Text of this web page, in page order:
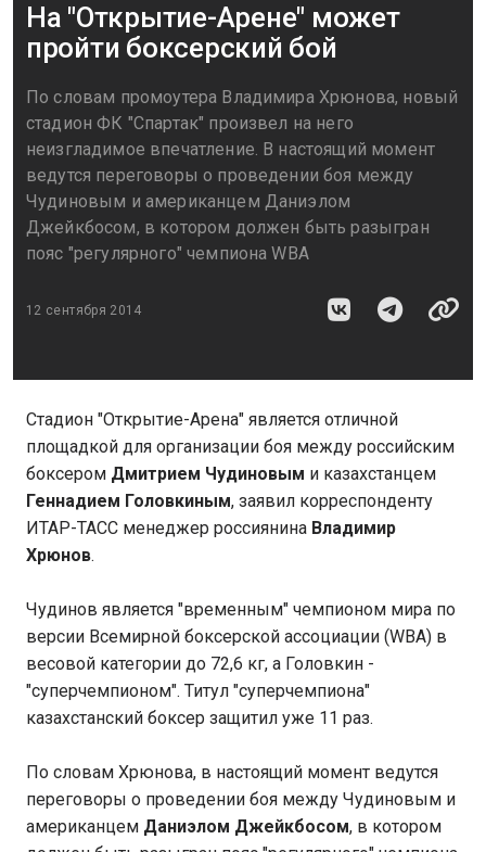
На "Открытие-Арене" может
пройти боксерский бой
По словам промоутера Владимира Хрюнова, новый
стадион ФК "Спартак" произвел на него
неизгладимое впечатление. В настоящий момент
ведутся переговоры о проведении боя между
Чудиновым и американцем Даниэлом
Джейкбосом, в котором должен быть разыгран
пояс "регулярного" чемпиона WBA
12 сентября 2014
Стадион "Открытие-Арена" является отличной
площадкой для организации боя между российским
боксером Дмитрием Чудиновым и казахстанцем
Геннадием Головкиным, заявил корреспонденту
ИТАР-ТАСС менеджер россиянина Владимир
Хрюнов.
Чудинов является "временным" чемпионом мира по
версии Всемирной боксерской ассоциации (WBA) в
весовой категории до 72,6 кг, а Головкин -
"суперчемпионом". Титул "суперчемпиона"
казахстанский боксер защитил уже 11 раз.
По словам Хрюнова, в настоящий момент ведутся
переговоры о проведении боя между Чудиновым и
американцем Даниэлом Джейкбосом, в котором